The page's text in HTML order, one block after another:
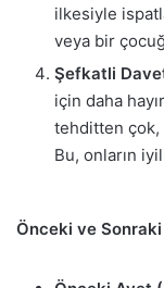
ilkesiyle
veya bir
Şefkatli
için daha
tehditten
Bu, onların
Önceki ve Sonraki